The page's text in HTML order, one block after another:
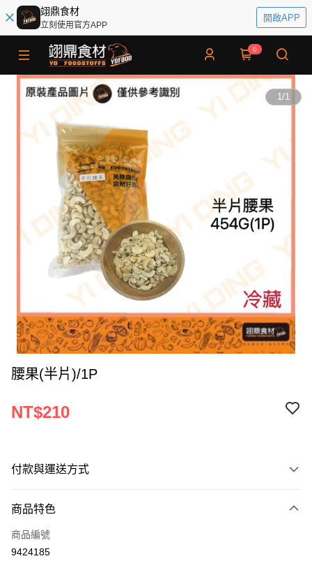
翊鼎食材
立刻使用官方APP
開啟APP
0
1/1
腰果(半片)/1P
NT$210
付款與運送方式
信用卡一次付款
Apple Pay
商品特色
商品編號
9424185